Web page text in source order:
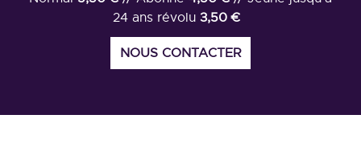
24 ans révolu 3,50 €
NOUS CONTACTER